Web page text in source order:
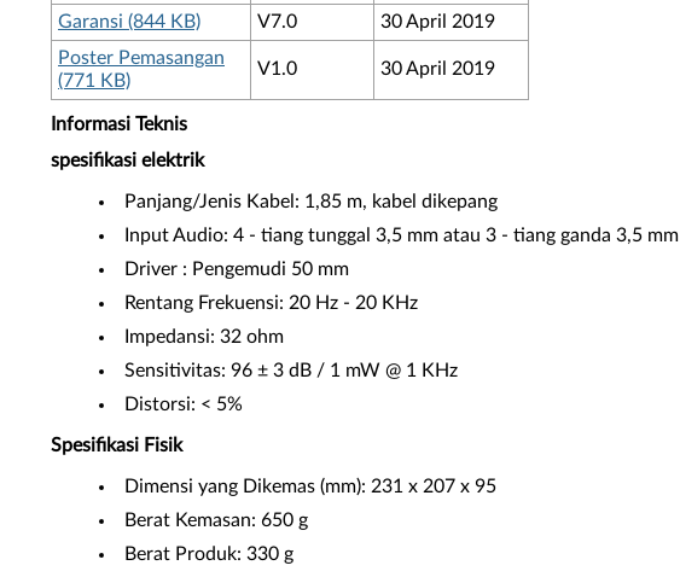
Garansi (844 KB)
V7.0
30 April 2019
Poster Pemasangan
(771 KB)
V1.0 30 April 2019
Informasi Teknis
spesifikasi elektrik
Panjang/Jenis Kabel: 1,85 m, kabel dikepang
Input Audio: 4 - tiang tunggal 3,5 mm atau 3 - tiang ganda 3,5 mm
Driver : Pengemudi 50 mm
Rentang Frekuensi: 20 Hz - 20 KHz
Impedansi: 32 ohm
Sensitivitas: 96 ± 3 dB / 1 mW @ 1 KHz
Distorsi: < 5%
Spesifikasi Fisik
Dimensi yang Dikemas (mm): 231 x 207 x 95
Berat Kemasan: 650 g
Berat Produk: 330 g